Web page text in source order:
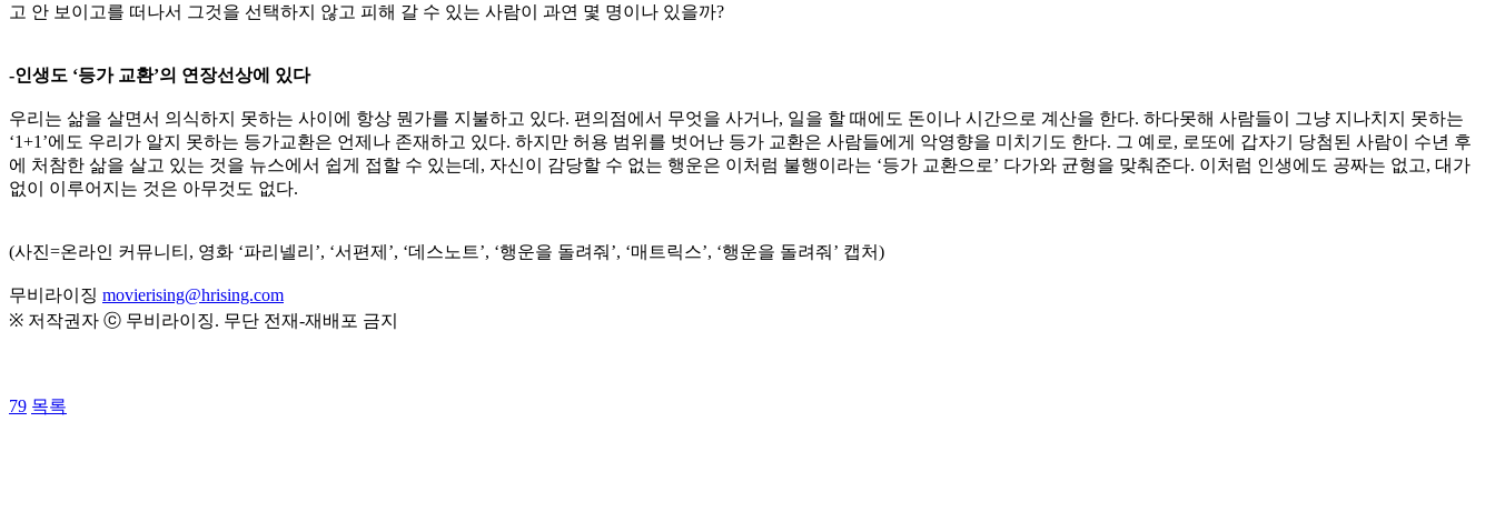
고 안 보이고를 떠나서 그것을 선택하지 않고 피해 갈 수 있는 사람이 과연 몇 명이나 있을까?
-인생도 ‘등가 교환’의 연장선상에 있다
우리는 삶을 살면서 의식하지 못하는 사이에 항상 뭔가를 지불하고 있다. 편의점에서 무엇을 사거나, 일을 할 때에도 돈이나 시간으로 계산을 한다. 하다못해 사람들이 그냥 지나치지 못하는
‘1+1’에도 우리가 알지 못하는 등가교환은 언제나 존재하고 있다. 하지만 허용 범위를 벗어난 등가 교환은 사람들에게 악영향을 미치기도 한다. 그 예로, 로또에 갑자기 당첨된 사람이 수년 후
에 처참한 삶을 살고 있는 것을 뉴스에서 쉽게 접할 수 있는데, 자신이 감당할 수 없는 행운은 이처럼 불행이라는 ‘등가 교환으로’ 다가와 균형을 맞춰준다. 이처럼 인생에도 공짜는 없고, 대가
없이 이루어지는 것은 아무것도 없다.
(사진=온라인 커뮤니티, 영화 ‘파리넬리’, ‘서편제’, ‘데스노트’, ‘행운을 돌려줘’, ‘매트릭스’, ‘행운을 돌려줘’ 캡처)
무비라이징 movierising@hrising.com
※ 저작권자 ⓒ 무비라이징. 무단 전재-재배포 금지
79 목록